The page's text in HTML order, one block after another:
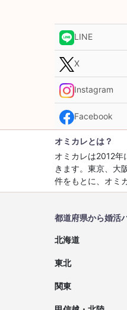
LINE
X
Instagram
Facebook
オミカレとは？
オミカレは2012年
きます。東京、大
件をもとに、オミ
都道府県から婚活
北海道
東北
関東